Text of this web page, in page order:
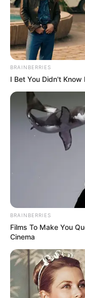
El tradicional
total de15 barrios
-Lunes 10 de
Cañaveral.
-Martes 11 de
Zapamanga 1.
-Miércoles 12
El Reposo.
-Jueves 13 de
Caldas y
-Viernes 14 de
Altamira.
Música urbana –
Domingo 16
Lunes 17 de
BRAINBERRIES
I Bet You Didn't Know
BRAINBERRIES
Films To Make You
Cinema